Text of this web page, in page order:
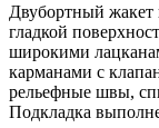
Двубортный жакет
гладкой
широкими
карманами с
рельефные швы,
Подкладка